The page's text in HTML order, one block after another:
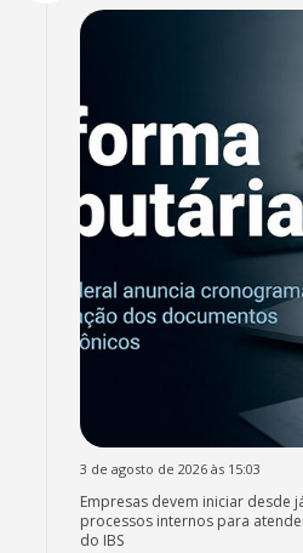
3 de agosto de 2026 às 15:03
Empresas devem iniciar desde
processos internos para
do IBS